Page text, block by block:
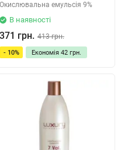
Окислювальна емульсія 9%
В наявності
371 грн. 413 грн.
- 10% Економія 42 грн.